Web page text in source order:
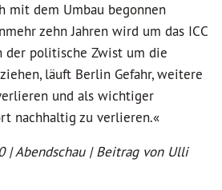
mit dem Umbau begonnen
zehn Jahren wird um das ICC
der politische Zwist um die
läuft Berlin Gefahr, weitere
und als wichtiger
nachhaltig zu verlieren.«
| Abendschau | Beitrag von Ulli